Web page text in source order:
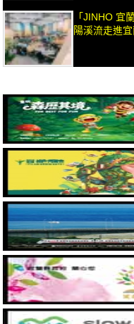
「JINHO 宜
陽溪流走進